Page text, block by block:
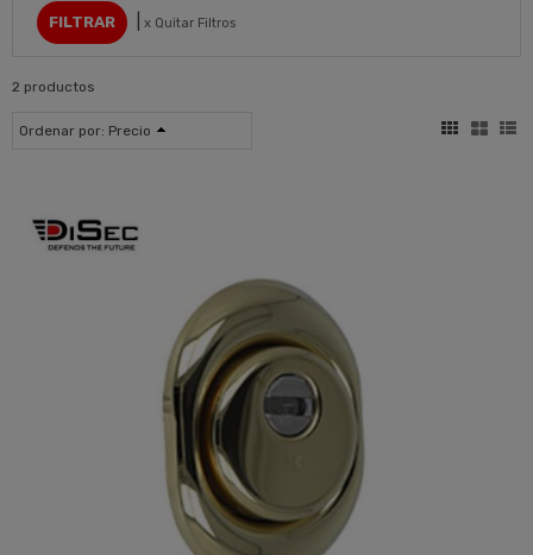
x Quitar Filtros
2 productos
Ordenar por: Precio